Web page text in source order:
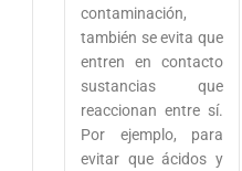
contaminación,
también se evita que
entren en contacto
sustancias que
reaccionan entre sí.
Por ejemplo, para
evitar que ácidos y